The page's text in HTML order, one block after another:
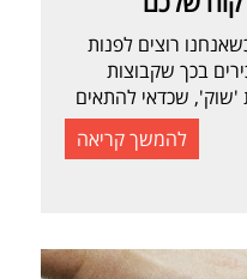
רוצים לפנות
בכך שקבוצות
'שוק', שכדאי להתאים
המחיר, סגנון ההפצה
בין קהלי יעד
להמשך קריאה